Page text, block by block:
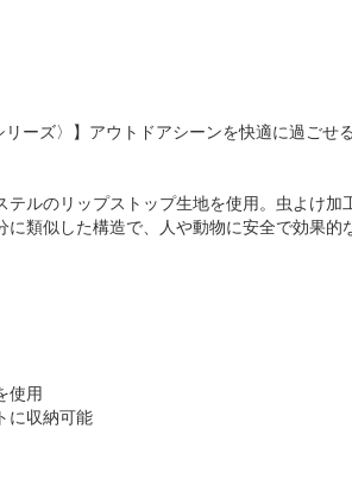
リーズ〉】アウトドアシーンを快適に過ごせ
ルのリップストップ生地を使用。虫よけ加
に類似した構造で、人や動物に安全で効果的
使用
に収納可能